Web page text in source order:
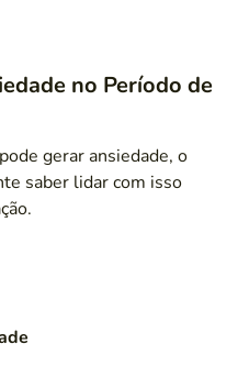
no Período de
gerar ansiedade, o
saber lidar com isso